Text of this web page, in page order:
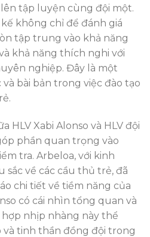
tập luyện cùng đội một.
không chỉ để đánh giá
tập trung vào khả năng
khả năng thích nghi với
nghiệp. Đây là một
bài bản trong việc đào tạo
HLV Xabi Alonso và HLV đội
phần quan trọng vào
tra. Arbeloa, với kinh
sắc về các cầu thủ trẻ, đã
chi tiết về tiềm năng của
có cái nhìn tổng quan và
nhịp nhàng này thể
và tinh thần đồng đội trong